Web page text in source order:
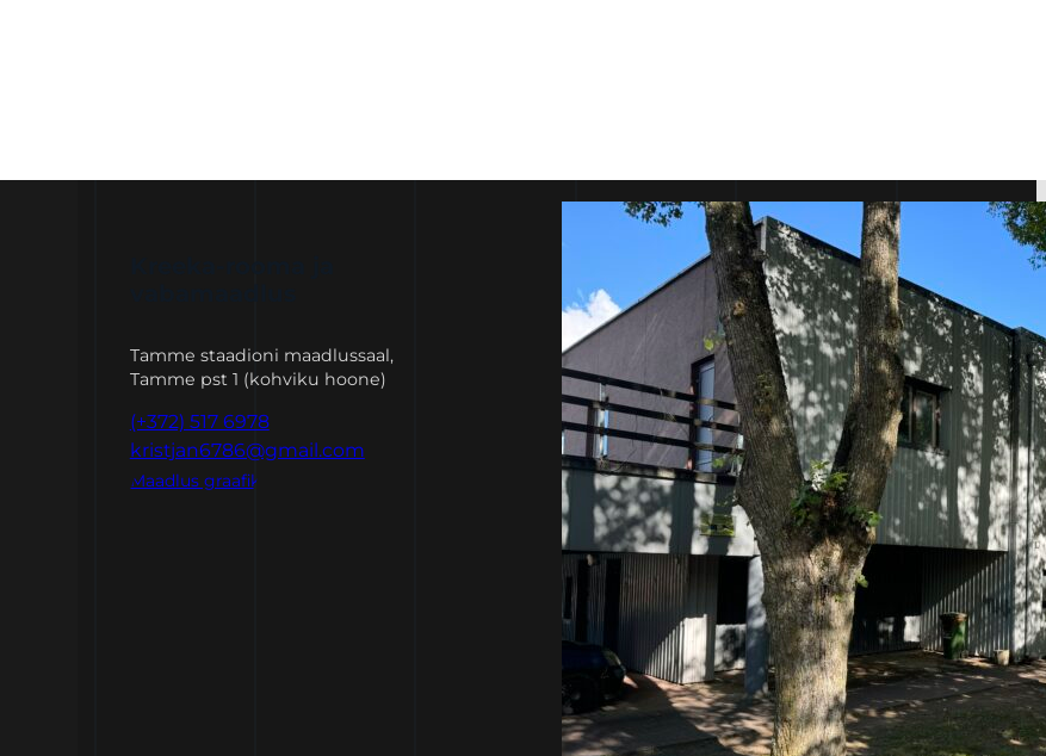
Tamme staadioni maadlussaal,
Tamme pst 1 (kohviku hoone)
(+372) 517 6978
kristjan6786@gmail.com
Maadlus graafik